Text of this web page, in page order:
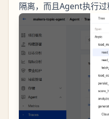
隔离，而且Agent执行过